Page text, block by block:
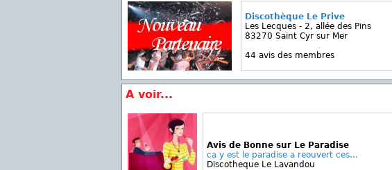
Discothèque Le Prive
Les Lecques - 2, allée des Pins
83270 Saint Cyr sur Mer
44 avis des membres
A voir...
Avis de Bonne sur Le Paradise
ca y est le paradise a reouvert ces...
Discotheque Le Lavandou